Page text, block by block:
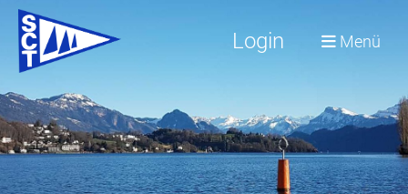
Login Menü